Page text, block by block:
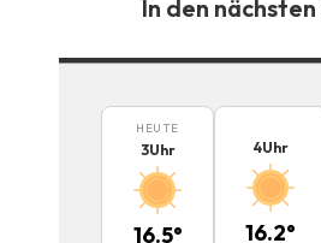
In den
HEUTE
3Uhr
16.5°
4Uhr
16.2°